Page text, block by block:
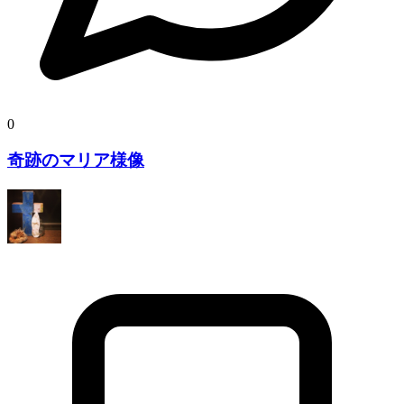
0
奇跡のマリア様像